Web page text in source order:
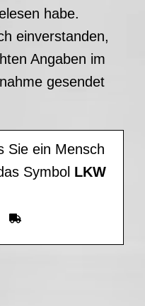
habe.
einverstanden,
Angaben im
gesendet
Sie ein Mensch
Symbol LKW